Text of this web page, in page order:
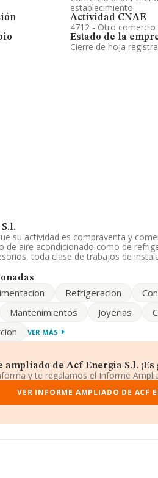
establecimiento
Actividad CNAE
4712 - Otro
Estado de la
Cierre de hoja
su actividad es compraventa y
de aire acondicionado como de
toda clase de trabajos de
como Sociedad Limitada. La
cuyo Código es 4712. La sociedad
Pr 2, (08006), Barcelona, Cataluña.
y disponiendo de los datos de
alcanza la cifra de 6.711 millones de
son 2; la antigüedad desde la
Refrigeracion
Mantenimientos Joyerias
VER MÁS
de Acf Energia S.l. ¡Es
y te regalamos el Informe
VER INFORME AMPLIADO DE ACF